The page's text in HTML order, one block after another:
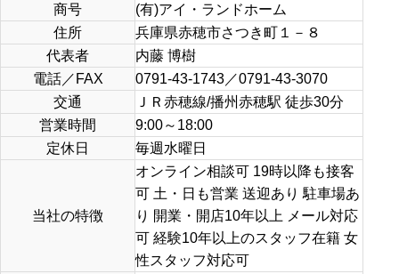
商号
(有)アイ・ランドホーム
住所
兵庫県赤穂市さつき町１－８
代表者
内藤 博樹
電話／FAX
0791-43-1743／0791-43-3070
交通
ＪＲ赤穂線/播州赤穂駅 徒歩30分
営業時間
9:00～18:00
定休日
毎週水曜日
当社の特徴
オンライン相談可 19時以降も接客
可 土・日も営業 送迎あり 駐車場あ
り 開業・開店10年以上 メール対応
可 経験10年以上のスタッフ在籍 女
性スタッフ対応可